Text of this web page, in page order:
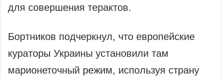
для совершения терактов.
Бортников подчеркнул, что европейские
кураторы Украины установили там
марионеточный режим, используя страну